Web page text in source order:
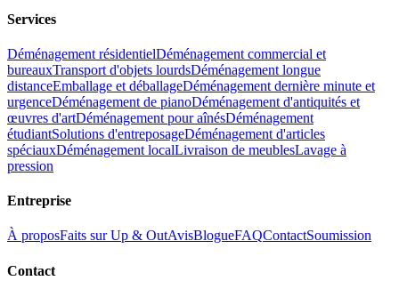
Services
Déménagement résidentielDéménagement commercial et
bureauxTransport d'objets lourdsDéménagement longue
distanceEmballage et déballageDéménagement dernière minute et
urgenceDéménagement de pianoDéménagement d'antiquités et
œuvres d'artDéménagement pour aînésDéménagement
étudiantSolutions d'entreposageDéménagement d'articles
spéciauxDéménagement localLivraison de meublesLavage à
pression
Entreprise
À proposFaits sur Up & OutAvisBlogueFAQContactSoumission
Contact